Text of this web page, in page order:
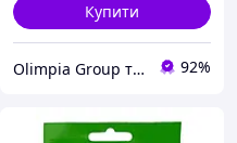
Купити
Olimpia Group товари для побуту та сувеніри 92%